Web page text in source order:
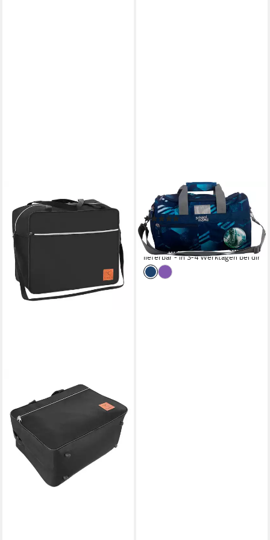
SCHOOL-MOOD®
Sporttasche Jonas (Fußball)
29,99 € UVP 39,95 €
-25%
lieferbar - in 3-4 Werktagen bei dir